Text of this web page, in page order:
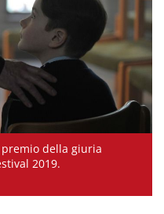
premio della giuria
2019.